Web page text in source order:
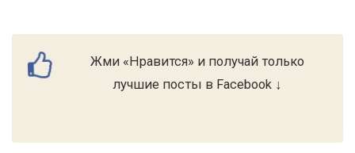
Жми «Нравится» и получай только
лучшие посты в Facebook ↓